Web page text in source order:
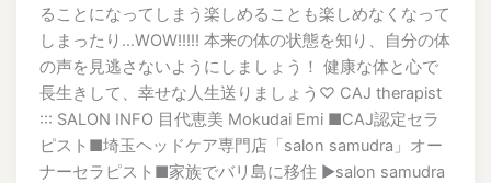
ることになってしまう楽しめることも楽しめなくなって
しまったり…WOW!!!!! 本来の体の状態を知り、自分の体
の声を見逃さないようにしましょう！ 健康な体と心で
長生きして、幸せな人生送りましょう♡ CAJ therapist
::: SALON INFO 目代恵美 Mokudai Emi ■CAJ認定セラ
ピスト■埼玉ヘッドケア専門店「salon samudra」オー
ナーセラピスト■家族でバリ島に移住 ▶︎salon samudra